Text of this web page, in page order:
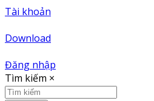
Tài khoản
Download
Đăng nhập
Tìm kiếm ×